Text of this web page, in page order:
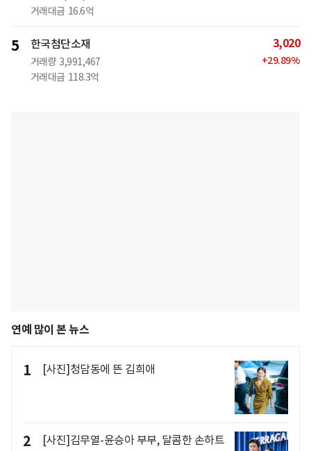
거래대금 16.6억
5 한국첨단소재
거래량 3,991,467
거래대금 118.3억
3,020
+29.89%
연예 많이 본 뉴스
1 [사진]청담동에 뜬 김희애
2 [사진]김무열-윤승아 부부, 달콤한 손하트